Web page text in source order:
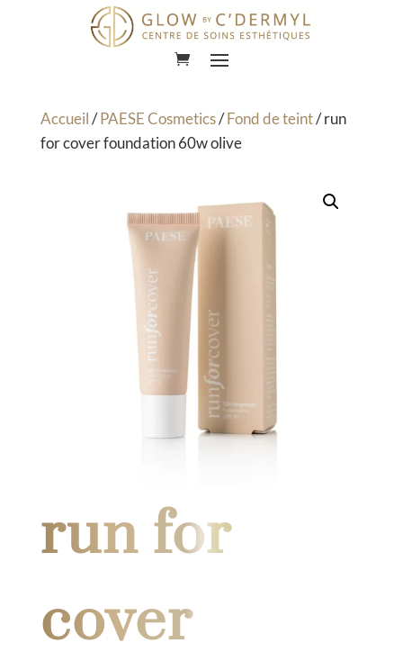
Accueil/PAESE Cosmetics/Fond de teint/ run
for cover foundation 60w olive
run for
cover